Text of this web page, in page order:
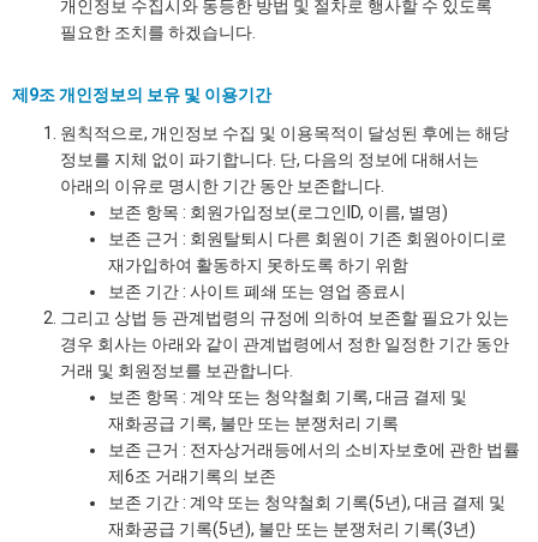
개인정보 수집시와 동등한 방법 및 절차로 행사할 수 있도록
필요한 조치를 하겠습니다.
제9조 개인정보의 보유 및 이용기간
원칙적으로, 개인정보 수집 및 이용목적이 달성된 후에는 해당
정보를 지체 없이 파기합니다. 단, 다음의 정보에 대해서는
아래의 이유로 명시한 기간 동안 보존합니다.
보존 항목 : 회원가입정보(로그인ID, 이름, 별명)
보존 근거 : 회원탈퇴시 다른 회원이 기존 회원아이디로
재가입하여 활동하지 못하도록 하기 위함
보존 기간 : 사이트 폐쇄 또는 영업 종료시
그리고 상법 등 관계법령의 규정에 의하여 보존할 필요가 있는
경우 회사는 아래와 같이 관계법령에서 정한 일정한 기간 동안
거래 및 회원정보를 보관합니다.
보존 항목 : 계약 또는 청약철회 기록, 대금 결제 및
재화공급 기록, 불만 또는 분쟁처리 기록
보존 근거 : 전자상거래등에서의 소비자보호에 관한 법률
제6조 거래기록의 보존
보존 기간 : 계약 또는 청약철회 기록(5년), 대금 결제 및
재화공급 기록(5년), 불만 또는 분쟁처리 기록(3년)